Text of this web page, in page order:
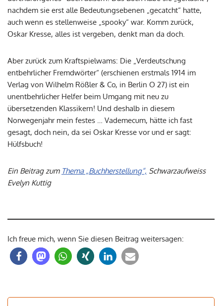
nachdem sie erst alle Bedeutungsebenen „gecatcht“ hatte,
auch wenn es stellenweise „spooky“ war. Komm zurück,
Oskar Kresse, alles ist vergeben, denkt man da doch.
Aber zurück zum Kraftspielwams: Die „Verdeutschung
entbehrlicher Fremdwörter“ (erschienen erstmals 1914 im
Verlag von Wilhelm Rößler & Co, in Berlin O 27) ist ein
unentbehrlicher Helfer beim Umgang mit neu zu
übersetzenden Klassikern! Und deshalb in diesem
Norwegenjahr mein festes … Vademecum, hätte ich fast
gesagt, doch nein, da sei Oskar Kresse vor und er sagt:
Hülfsbuch!
Ein Beitrag zum Thema „Buchherstellung“, Schwarzaufweiss
Evelyn Kuttig
Ich freue mich, wenn Sie diesen Beitrag weitersagen: